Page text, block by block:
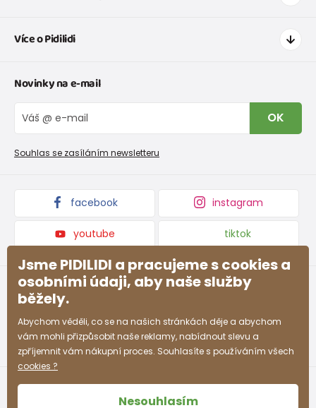
Doprava a platba
Tabulka velikostí obuvi
Vrácení zboží a reklamace
Reklamační řád
Více o Pidilidi
O nás
Blog
Velkoobchod PiDiLiDi
Affiliate program
Kolekce zboží
Novinky na e-mail
OK
Souhlas se zasíláním newsletteru
facebook instagram
youtube tiktok
Jsme PIDILIDI a pracujeme s cookies a
osobními údaji, aby naše služby
běžely.
Abychom věděli, co se na našich stránkách děje a abychom
vám mohli přizpůsobit naše reklamy, nabídnout slevu a
zpříjemnit vám nákupní proces. Souhlasíte s používáním všech
cookies ?
Nesouhlasím